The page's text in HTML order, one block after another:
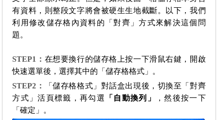
有資料，則整段文字將會被硬生生地截斷。以下，我們
利用修改儲存格內資料的「對齊」方式來解決這個問
題。
STEP1 ： 在想要換行的儲存格上按一下滑鼠右鍵，開啟
快速選單後，選擇其中的「儲存格格式」。
STEP2 ：
「儲存格格式」對話盒出現後，切換至「對齊
方式」活頁標籤，再勾選
「自動換列」
，然後按一下
「確定」。